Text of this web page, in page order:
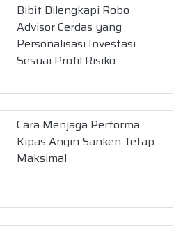
Bibit Dilengkapi Robo
Advisor Cerdas yang
Personalisasi Investasi
Sesuai Profil Risiko
Cara Menjaga Performa
Kipas Angin Sanken Tetap
Maksimal